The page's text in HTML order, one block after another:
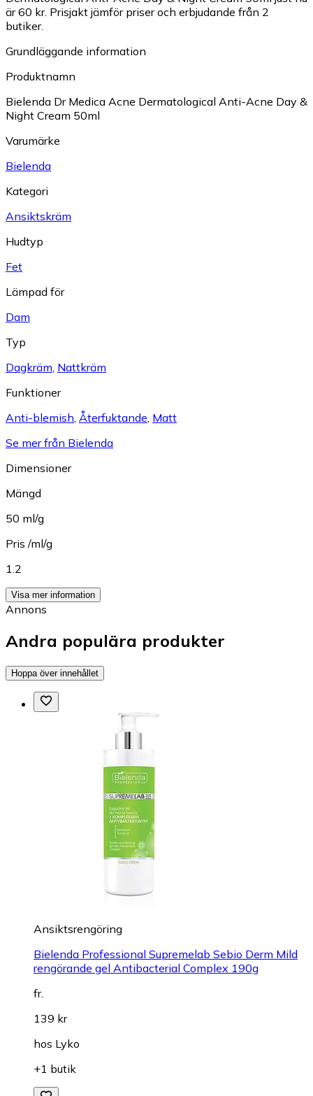
är 60 kr. Prisjakt jämför priser och erbjudande från 2
butiker.
Grundläggande information
Produktnamn
Bielenda Dr Medica Acne Dermatological Anti-Acne Day &
Night Cream 50ml
Varumärke
Bielenda
Kategori
Ansiktskräm
Hudtyp
Fet
Lämpad för
Dam
Typ
Dagkräm Nattkräm
Funktioner
Anti-blemish Återfuktande Matt
Se mer från Bielenda
Dimensioner
Mängd
50 ml/g
Pris /ml/g
1.2
Visa mer information
Annons
Andra populära produkter
Hoppa över innehållet
Ansiktsrengöring
Bielenda Professional Supremelab Sebio Derm Mild
rengörande gel Antibacterial Complex 190g
fr.
139 kr
hos Lyko
+1 butik